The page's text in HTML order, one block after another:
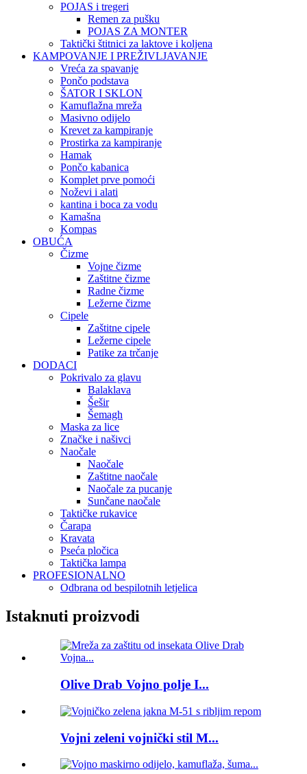
POJAS i tregeri
Remen za pušku
POJAS ZA MONTER
Taktički štitnici za laktove i koljena
KAMPOVANJE I PREŽIVLJAVANJE
Vreća za spavanje
Pončo podstava
ŠATOR I SKLON
Kamuflažna mreža
Masivno odijelo
Krevet za kampiranje
Prostirka za kampiranje
Hamak
Pončo kabanica
Komplet prve pomoći
Noževi i alati
kantina i boca za vodu
Kamašna
Kompas
OBUĆA
Čizme
Vojne čizme
Zaštitne čizme
Radne čizme
Ležerne čizme
Cipele
Zaštitne cipele
Ležerne cipele
Patike za trčanje
DODACI
Pokrivalo za glavu
Balaklava
Šešir
Šemagh
Maska za lice
Značke i našivci
Naočale
Naočale
Zaštitne naočale
Naočale za pucanje
Sunčane naočale
Taktičke rukavice
Čarapa
Kravata
Pseća pločica
Taktička lampa
PROFESIONALNO
Odbrana od bespilotnih letjelica
Istaknuti proizvodi
Olive Drab Vojno polje I...
Vojni zeleni vojnički stil M...